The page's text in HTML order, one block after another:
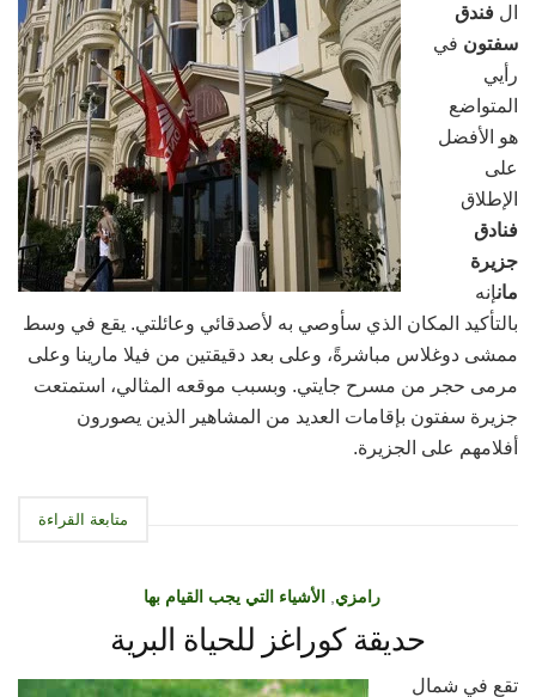
ال فندق
سفتون في
رأيي
المتواضع
هو الأفضل
على
الإطلاق
فنادق
جزيرة
مانإنه
بالتأكيد المكان الذي سأوصي به لأصدقائي وعائلتي. يقع في وسط
ممشى دوغلاس مباشرةً، وعلى بعد دقيقتين من فيلا مارينا وعلى
مرمى حجر من مسرح جايتي. وبسبب موقعه المثالي، استمتعت
جزيرة سفتون بإقامات العديد من المشاهير الذين يصورون
أفلامهم على الجزيرة.
متابعة القراءة
رامزي الأشياء التي يجب القيام بها
حديقة كوراغز للحياة البرية
تقع في شمال